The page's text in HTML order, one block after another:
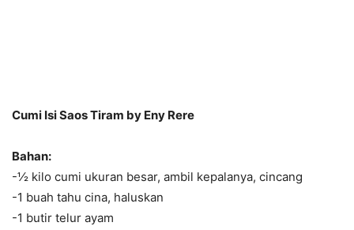
Cumi Isi Saos Tiram by Eny Rere
Bahan:
-½ kilo cumi ukuran besar, ambil kepalanya, cincang
-1 buah tahu cina, haluskan
-1 butir telur ayam